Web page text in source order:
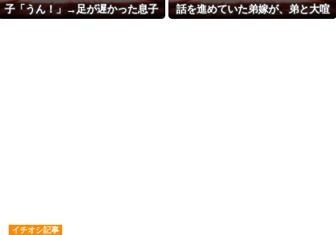
」
すげえええええｗ
走った結果
悲しませないでく
子「うん！」→足が遅かった息子
話を進めていた弟嫁が、弟と大喧